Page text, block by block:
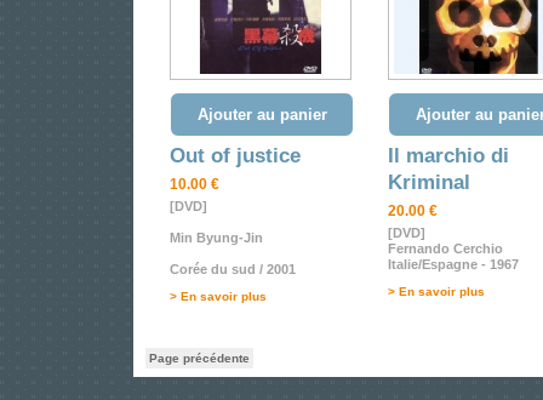
Ajouter au panier
Out of justice
10.00 €
[DVD]
Min Byung-Jin
Corée du sud / 2001
> En savoir plus
Ajouter au
Il marchio di
Kriminal
20.00 €
[DVD]
Fernando Cerchio
Italie/Espagne - 1967
> En savoir plus
Page précédente